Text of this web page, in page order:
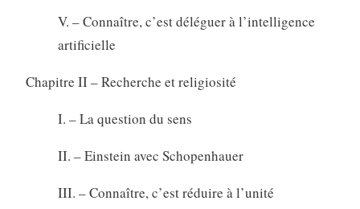
V. – Connaître, c’est déléguer à l’intelligence
artificielle
Chapitre II – Recherche et religiosité
I. – La question du sens
II. – Einstein avec Schopenhauer
III. – Connaître, c’est réduire à l’unité